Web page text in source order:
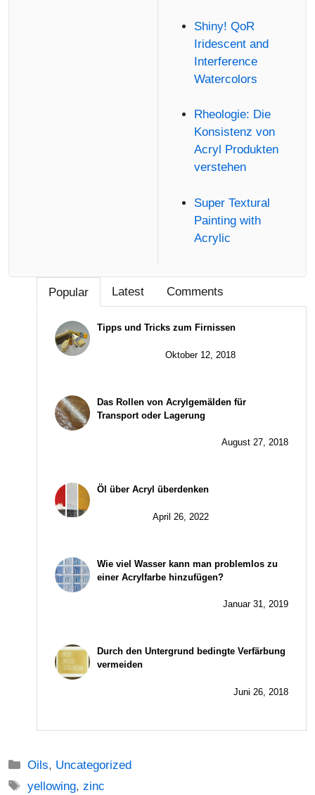
Shiny! QoR
Iridescent and
Interference
Watercolors
Rheologie: Die
Konsistenz von
Acryl Produkten
verstehen
Super Textural
Painting with
Acrylic
Popular Latest Comments
Tipps und Tricks zum Firnissen
Oktober 12, 2018
Das Rollen von Acrylgemälden für
Transport oder Lagerung
August 27, 2018
Öl über Acryl überdenken
April 26, 2022
Wie viel Wasser kann man problemlos zu
einer Acrylfarbe hinzufügen?
Januar 31, 2019
Durch den Untergrund bedingte Verfärbung
vermeiden
Juni 26, 2018
Kategorien
Oils, Uncategorized
Schlagwörter
yellowing,zinc